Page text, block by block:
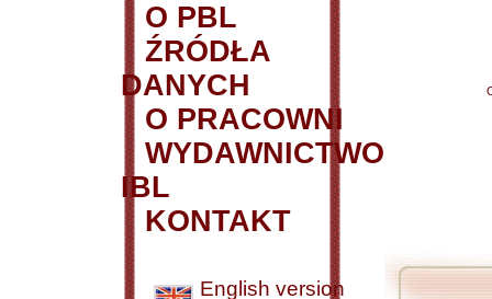
O PBL
ŹRÓDŁA
DANYCH
O PRACOWNI
WYDAWNICTWO
IBL
KONTAKT
English version